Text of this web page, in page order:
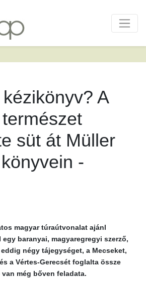
A
süt át Müller
-
magyar túraútvonalat ajánl
baranyai, magyaregregyi szerző,
négy tájegységet, a Mecseket,
a Vértes-Gerecsét foglalta össze
még bőven feladata.